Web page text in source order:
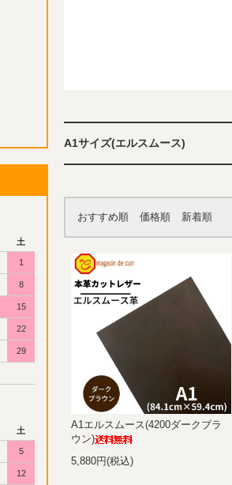
A1サイズ(エルスムース)
おすすめ順 価格順 新着順
A1エルスムース(4200ダークブラ
ウン)
5,880円(税込)
土
1
8
15
22
29
土
5
12